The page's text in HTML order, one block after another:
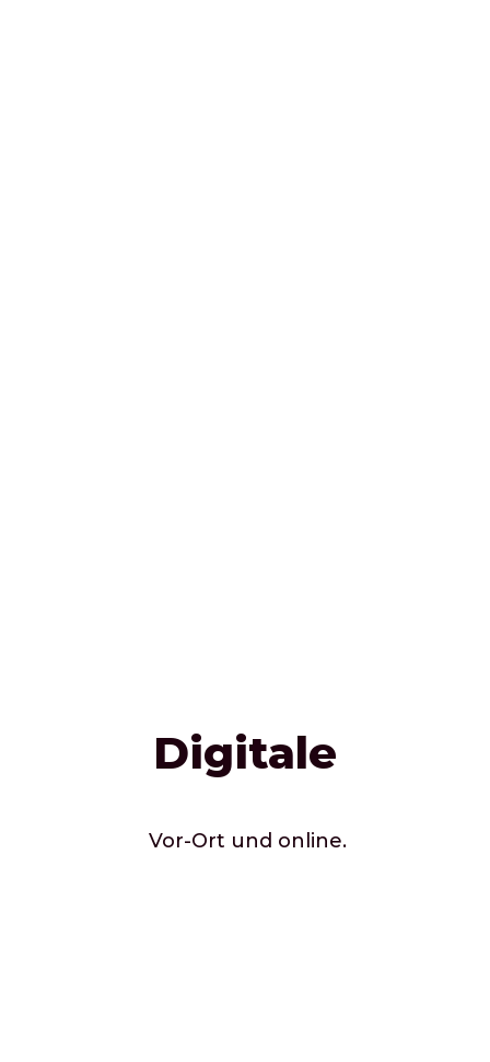
Digitale
Vor-Ort und online.